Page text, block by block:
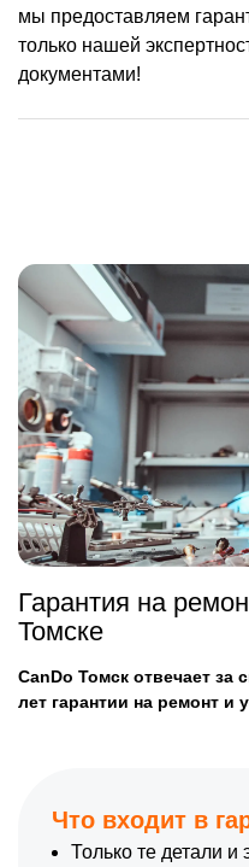
мы предоставляем
только нашей
документами!
Гарантия на
Томске
CanDo Томск отвечает за
лет гарантии на ремонт и
Что входит в
Только те детали и